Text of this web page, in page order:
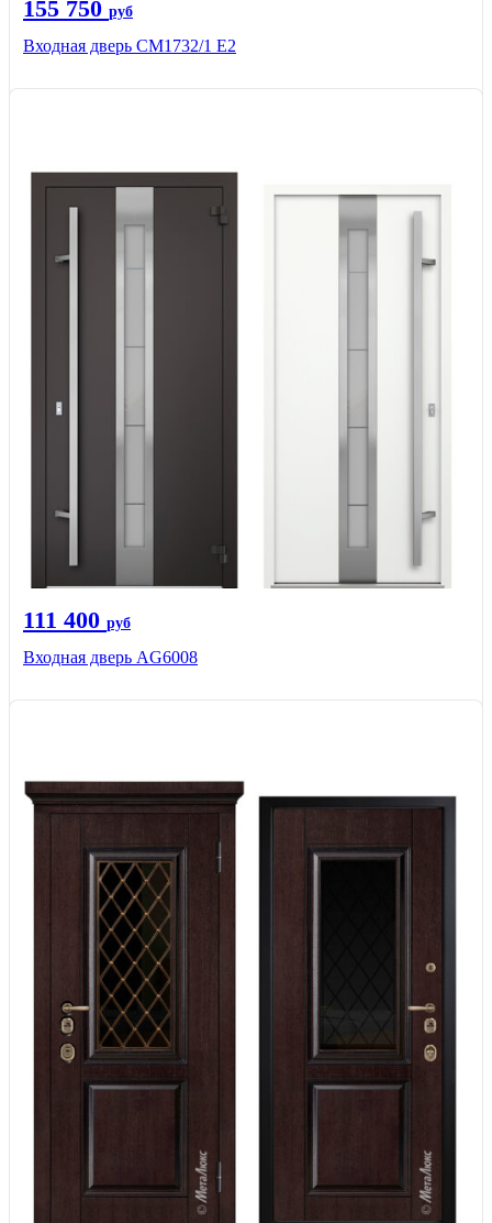
155 750 руб
Входная дверь СМ1732/1 Е2
111 400 руб
Входная дверь AG6008